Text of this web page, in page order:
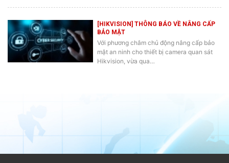
BẢO MẬT
Với phương châm chủ động nâng cấp bảo
mật an ninh cho thiết bị camera quan sát
Hikvision, vừa qua…